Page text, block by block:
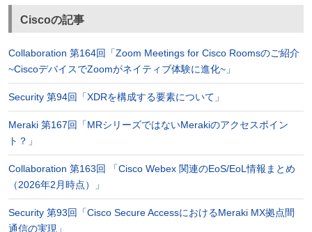
Ciscoの記事
Collaboration 第164回「Zoom Meetings for Cisco Roomsのご紹介
~CiscoデバイスでZoomがネイティブ体験に進化~」
Security 第94回「XDRを構成する要素について」
Meraki 第167回「MRシリーズではないMerakiのアクセスポイン
ト？」
Collaboration 第163回 「Cisco Webex 関連のEoS/EoL情報まとめ
（2026年2月時点）」
Security 第93回「Cisco Secure AccessにおけるMeraki MX拠点間
通信の実現」